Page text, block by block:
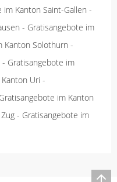
im Kanton Saint-Gallen -
- Gratisangebote im
Kanton Solothurn -
- Gratisangebote im
Uri -
Gratisangebote im Kanton
- Gratisangebote im